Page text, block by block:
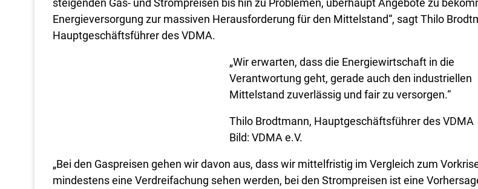
Energieversorgung zur massiven Herausforderung für den Mittelstand“, sagt Thilo
Hauptgeschäftsführer des VDMA.
„Wir erwarten, dass die Energiewirtschaft in die
Verantwortung geht, gerade auch den industriellen
Mittelstand zuverlässig und fair zu versorgen.“
Thilo Brodtmann, Hauptgeschäftsführer des VDMA
Bild: VDMA e.V.
„Bei den Gaspreisen gehen wir davon aus, dass wir mittelfristig im Vergleich zum
mindestens eine Verdreifachung sehen werden, bei den Strompreisen ist eine